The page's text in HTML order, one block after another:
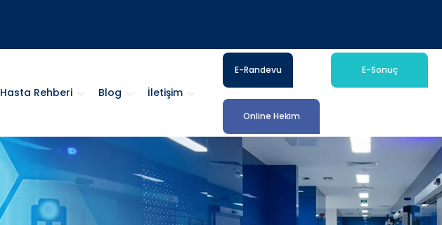
Hasta Rehberi Blog İletişim
E-Randevu E-Sonuç
Online Hekim